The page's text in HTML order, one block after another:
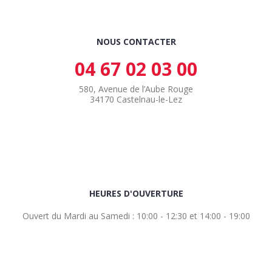
NOUS CONTACTER
04 67 02 03 00
580, Avenue de l’Aube Rouge
34170 Castelnau-le-Lez
HEURES D'OUVERTURE
Ouvert du Mardi au Samedi : 10:00 - 12:30 et 14:00 - 19:00